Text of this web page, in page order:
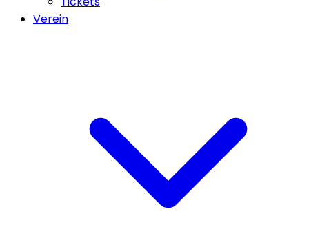
Verein